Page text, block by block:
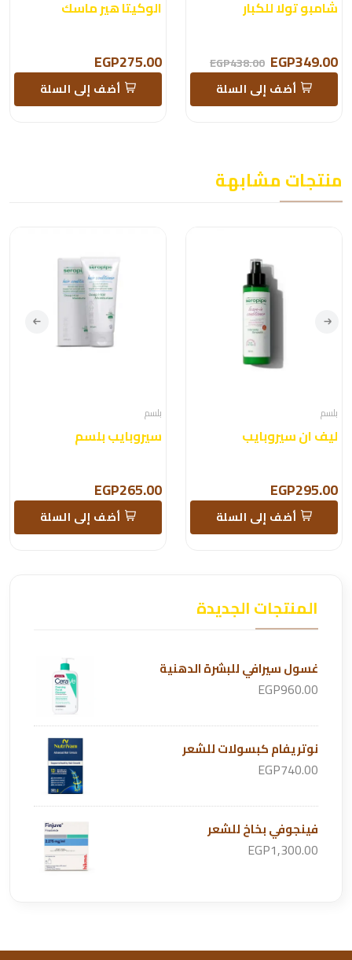
شامبو تولا للكبار
EGP349.00
EGP438.00
أضف إلى السلة
الوكيتا هير ماسك
EGP275.00
أضف إلى السلة
منتجات مشابهة
بلسم
ليف ان سيروبايب
EGP295.00
أضف إلى السلة
بلسم
سيروبايب بلسم
EGP265.00
أضف إلى السلة
المنتجات الجديدة
غسول سيرافي للبشرة الدهنية
EGP960.00
نوتريفام كبسولات للشعر
EGP740.00
فينجوفي بخاخ للشعر
EGP1,300.00